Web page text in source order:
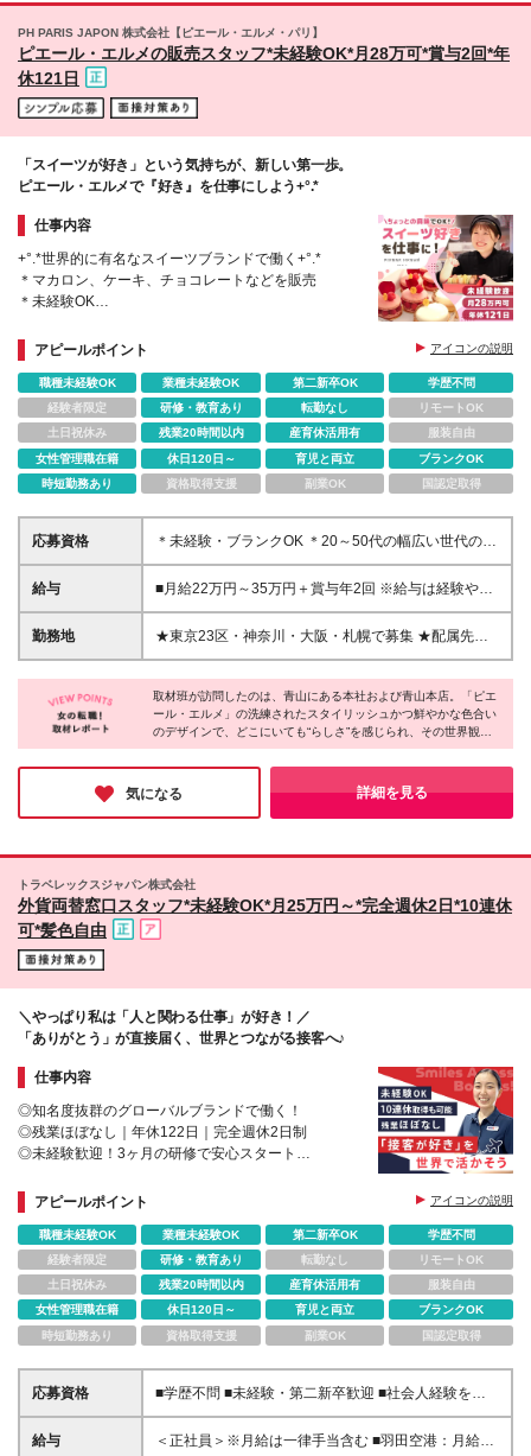
北区 ■福岡 *PANTHEON西中洲店/中央区
PH PARIS JAPON 株式会社【ピエール・エルメ・パリ】
ピエール・エルメの販売スタッフ*未経験OK*月28万可*賞与2回*年
休121日
「スイーツが好き」という気持ちが、新しい第一歩。
ピエール・エルメで『好き』を仕事にしよう+°.*
仕事内容
+°.*世界的に有名なスイーツブランドで働く+°.*
＊マカロン、ケーキ、チョコレートなどを販売
＊未経験OK
＊残業ほぼなし（繫忙期以外）
＊産育休復帰実績あり
アピールポイント アイコンの説明
職種未経験OK 業種未経験OK 第二新卒OK
学歴不問
経験者限定
研修・教育あり 転勤なし
リモートOK
土日祝休み
残業20時間以内 産育休活用有
服装自由
女性管理職在籍
休日120日～ 育児と両立
ブランクOK
時短勤務あり
資格取得支援 副業OK 国認定取得
応募資格
＊未経験・ブランクOK ＊20～50代の幅広い世代の方
が多数活躍中 ■学歴不問 ■販売・接客未経験OK 「ス
イーツが好き」「人と関わるのが好き」 といった
＊‥ □じっくりお客様と向き合いたい □高級感のある空
間で働きたい □プライベート時間もしっかり確保した
給与
■月給22万円～35万円＋賞与年2回 ※給与は経験や能
力を考慮して決定します ※試用期間3ヶ月あり（期間
中の待遇に変更なし） ※残業代は1分単位で全額支給
勤務地
★東京23区・神奈川・大阪・札幌で募集 ★配属先は
希望を考慮して決定 【東京】 青山本店／伊勢丹新宿
店／グランスタ東京店／アトレ品川店／松屋銀座店／
丸の内店／羽田空港第二ビル店／渋谷ヒカリエ／日本
橋三越／ 西武池袋 【神奈川】 そごう横浜店 【大阪】
大阪ディアモール店 大丸心斎橋店 【北海道】 札幌市
内に年内OPEN予定！ ※（変更の範囲）上記を除く当
社関連勤務地
取材班が訪問したのは、青山にある本社および青山本店。「ピエ
ール・エルメ」の洗練されたスタイリッシュかつ鮮やかな色合い
のデザインで、どこにいても“らしさ”を感じられ、その世界観に
目が惹かれてしまいました。社員の方々もイキイキと働かれてい
て、同ブランドへの尊敬や愛情が感じられました。待遇も申し分
なく、ワクワクする環境で働きたい方にはピッタリです♪
気になる 詳細を見る
トラベレックスジャパン株式会社
外貨両替窓口スタッフ*未経験OK*月25万円～*完全週休2日*10連休
可*髪色自由
＼やっぱり私は「人と関わる仕事」が好き！／
「ありがとう」が直接届く、世界とつながる接客へ♪
仕事内容
◎知名度抜群のグローバルブランドで働く！
◎残業ほぼなし｜年休122日｜完全週休2日制
◎未経験歓迎！3ヶ月の研修で安心スタート
アピールポイント
アイコンの説明
職種未経験OK 業種未経験OK 第二新卒OK
学歴不問
経験者限定
研修・教育あり 転勤なし
リモートOK
土日祝休み
残業20時間以内 産育休活用有
服装自由
女性管理職在籍
休日120日～ 育児と両立
ブランクOK
時短勤務あり
資格取得支援 副業OK 国認定取得
応募資格
■学歴不問 ■未経験・第二新卒歓迎 ■社会人経験をお
持ちの方（年数不問） ★英語スキルに自信がなくて
もOK！ 趣味で勉強した韓国語や中国語等も活かせま
給与
＜正社員＞※月給は一律手当含む ■羽田空港：月給28